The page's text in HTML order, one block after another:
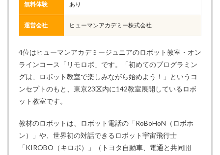
無料体験 あり
運営会社 ヒューマンアカデミー株式会社
4位はヒューマンアカデミージュニアのロボット教室・オン
ラインコース「リモロボ」です。「初めてのプログラミン
グは、ロボット教室で楽しみながら始めよう！」というコ
ンセプトのもと、東京23区内に142教室展開しているロボ
ット教室です。
教材のロボットは、ロボット電話の「RoBoHoN（ロボホ
ン）」や、世界初の対話できるロボット宇宙飛行士
「KIROBO（キロボ）」（トヨタ自動車、電通と共同開